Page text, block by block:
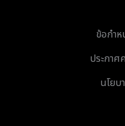
ข้อกำห
ประกาศ
นโยบ